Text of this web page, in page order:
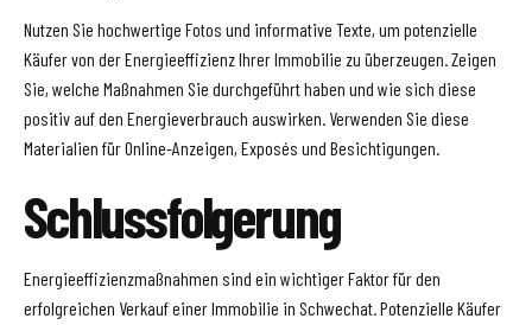
Nutzen Sie hochwertige Fotos und informative Texte, um potenzielle
Käufer von der Energieeffizienz Ihrer Immobilie zu überzeugen. Zeigen
Sie, welche Maßnahmen Sie durchgeführt haben und wie sich diese
positiv auf den Energieverbrauch auswirken. Verwenden Sie diese
Materialien für Online-Anzeigen, Exposés und Besichtigungen.
Schlussfolgerung
Energieeffizienzmaßnahmen sind ein wichtiger Faktor für den
erfolgreichen Verkauf einer Immobilie in Schwechat. Potenzielle Käufer